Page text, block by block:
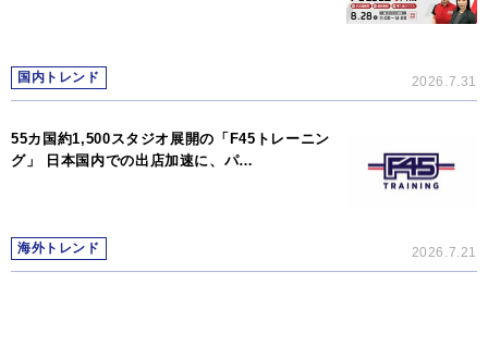
国内トレンド 2026.7.31
55カ国約1,500スタジオ展開の「F45トレーニン
グ」 日本国内での出店加速に、パ…
海外トレンド 2026.7.21